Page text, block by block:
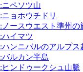
:ニペソツ山
:ニョホウチドリ
:ノースウエスト準州の
:ハイマツ
:ハンニバルのアルプス
:バルカン半島
:ヒンドゥークシュ山脈